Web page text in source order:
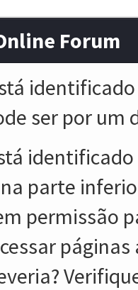
Forum
ser por um
parte
permissão